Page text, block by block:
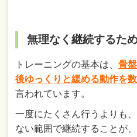
無理なく継続するた
トレーニングの基本は、骨
後ゆっくりと緩める動作を
言われています。
一度にたくさん行うよりも
ない範囲で継続することが